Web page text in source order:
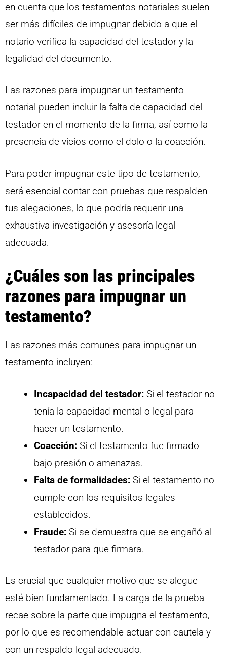
en cuenta que los testamentos notariales suelen
ser más difíciles de impugnar debido a que el
notario verifica la capacidad del testador y la
legalidad del documento.
Las razones para impugnar un testamento
notarial pueden incluir la falta de capacidad del
testador en el momento de la firma, así como la
presencia de vicios como el dolo o la coacción.
Para poder impugnar este tipo de testamento,
será esencial contar con pruebas que respalden
tus alegaciones, lo que podría requerir una
exhaustiva investigación y asesoría legal
adecuada.
¿Cuáles son las principales
razones para impugnar un
testamento?
Las razones más comunes para impugnar un
testamento incluyen:
Incapacidad del testador: Si el testador no
tenía la capacidad mental o legal para
hacer un testamento.
Coacción: Si el testamento fue firmado
bajo presión o amenazas.
Falta de formalidades: Si el testamento no
cumple con los requisitos legales
establecidos.
Fraude: Si se demuestra que se engañó al
testador para que firmara.
Es crucial que cualquier motivo que se alegue
esté bien fundamentado. La carga de la prueba
recae sobre la parte que impugna el testamento,
por lo que es recomendable actuar con cautela y
con un respaldo legal adecuado.